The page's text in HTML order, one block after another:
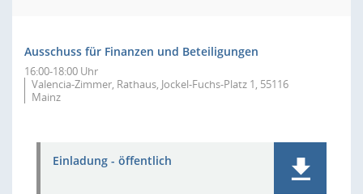
Ausschuss für Finanzen und Beteiligungen
16:00-18:00 Uhr
Valencia-Zimmer, Rathaus, Jockel-Fuchs-Platz 1, 55116
Mainz
Einladung - öffentlich